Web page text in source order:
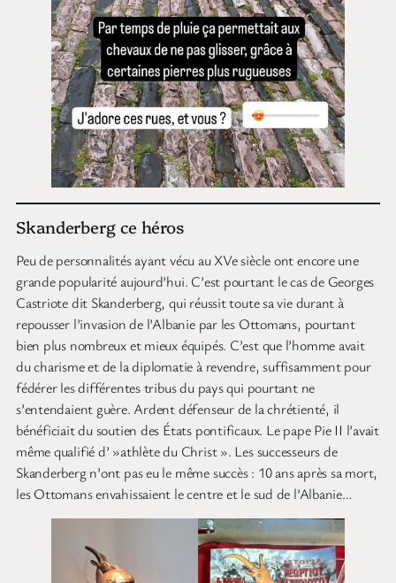
Skanderberg ce héros
Peu de personnalités ayant vécu au XVe siècle ont encore une
grande popularité aujourd’hui. C’est pourtant le cas de Georges
Castriote dit Skanderberg, qui réussit toute sa vie durant à
repousser l’invasion de l’Albanie par les Ottomans, pourtant
bien plus nombreux et mieux équipés. C’est que l’homme avait
du charisme et de la diplomatie à revendre, suffisamment pour
fédérer les différentes tribus du pays qui pourtant ne
s’entendaient guère. Ardent défenseur de la chrétienté, il
bénéficiait du soutien des États pontificaux. Le pape Pie II l’avait
même qualifié d’ »athlète du Christ ». Les successeurs de
Skanderberg n’ont pas eu le même succès : 10 ans après sa mort,
les Ottomans envahissaient le centre et le sud de l’Albanie…